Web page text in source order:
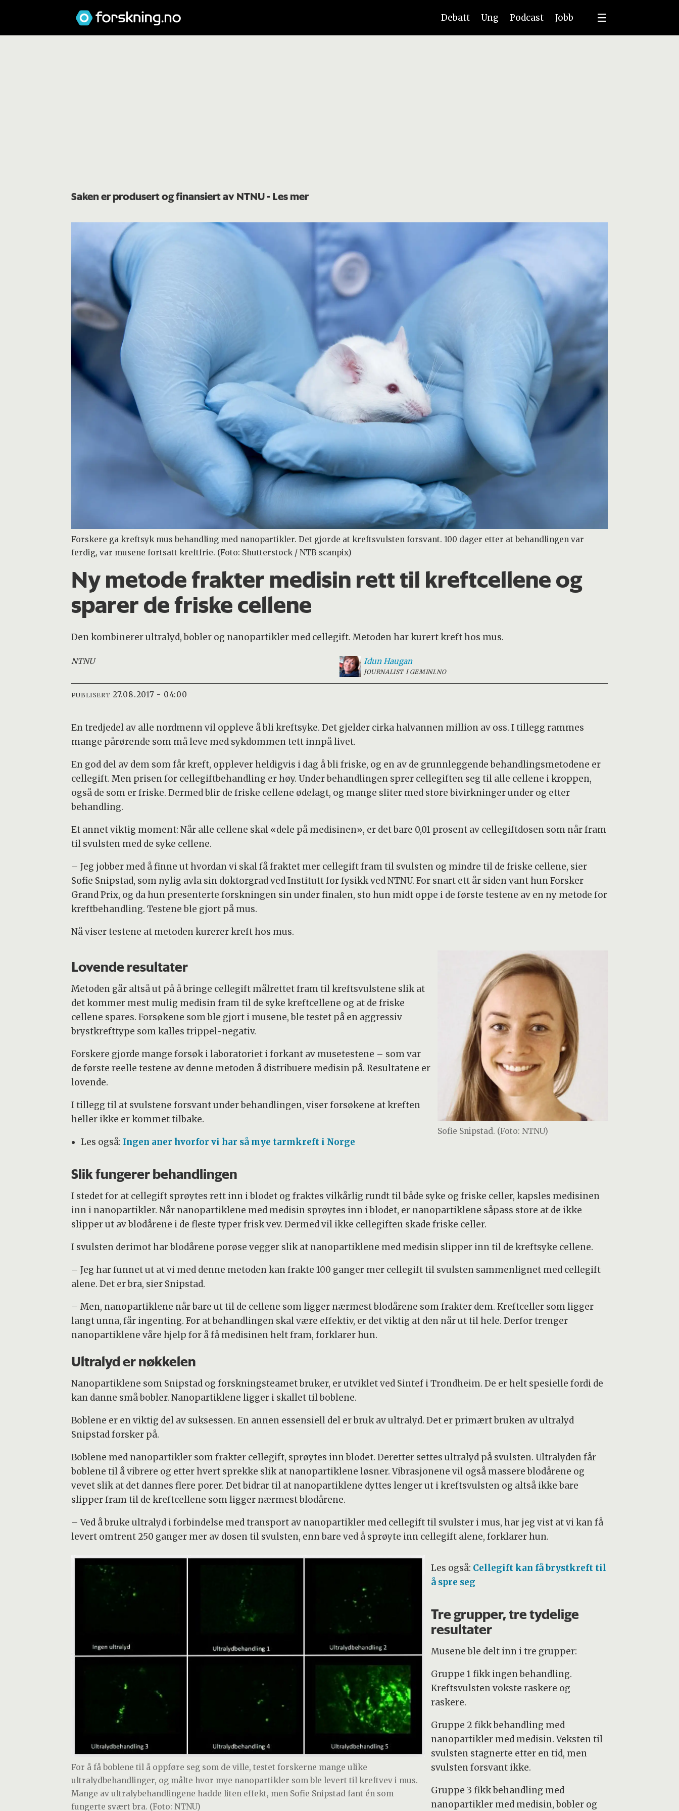
Debatt Ung Podcast Jobb
Saken er produsert og finansiert av NTNU- Les mer
Forskere ga kreftsyk mus behandling med nanopartikler. Det gjorde at kreftsvulsten forsvant. 100 dager etter at behandlingen var
ferdig, var musene fortsatt kreftfrie. (Foto: Shutterstock / NTB scanpix)
Ny metode frakter medisin rett til kreftcellene og
sparer de friske cellene
Den kombinerer ultralyd, bobler og nanopartikler med cellegift. Metoden har kurert kreft hos mus.
NTNU Idun Haugan
JOURNALIST I GEMINI.NO
PUBLISERT 27.08.2017 - 04:00
En tredjedel av alle nordmenn vil oppleve å bli kreftsyke. Det gjelder cirka halvannen million av oss. I tillegg rammes
mange pårørende som må leve med sykdommen tett innpå livet.
En god del av dem som får kreft, opplever heldigvis i dag å bli friske, og en av de grunnleggende behandlingsmetodene er
cellegift. Men prisen for cellegiftbehandling er høy. Under behandlingen sprer cellegiften seg til alle cellene i kroppen,
også de som er friske. Dermed blir de friske cellene ødelagt, og mange sliter med store bivirkninger under og etter
behandling.
Et annet viktig moment: Når alle cellene skal «dele på medisinen», er det bare 0,01 prosent av cellegiftdosen som når fram
til svulsten med de syke cellene.
– Jeg jobber med å finne ut hvordan vi skal få fraktet mer cellegift fram til svulsten og mindre til de friske cellene, sier
Sofie Snipstad, som nylig avla sin doktorgrad ved Institutt for fysikk ved NTNU. For snart ett år siden vant hun Forsker
Grand Prix, og da hun presenterte forskningen sin under finalen, sto hun midt oppe i de første testene av en ny metode for
kreftbehandling. Testene ble gjort på mus.
Nå viser testene at metoden kurerer kreft hos mus.
Sofie Snipstad. (Foto: NTNU)
Lovende resultater
Metoden går altså ut på å bringe cellegift målrettet fram til kreftsvulstene slik at
det kommer mest mulig medisin fram til de syke kreftcellene og at de friske
cellene spares. Forsøkene som ble gjort i musene, ble testet på en aggressiv
brystkrefttype som kalles trippel-negativ.
Forskere gjorde mange forsøk i laboratoriet i forkant av musetestene – som var
de første reelle testene av denne metoden å distribuere medisin på. Resultatene er
lovende.
I tillegg til at svulstene forsvant under behandlingen, viser forsøkene at kreften
heller ikke er kommet tilbake.
Les også: Ingen aner hvorfor vi har så mye tarmkreft i Norge
Slik fungerer behandlingen
I stedet for at cellegift sprøytes rett inn i blodet og fraktes vilkårlig rundt til både syke og friske celler, kapsles medisinen
inn i nanopartikler. Når nanopartiklene med medisin sprøytes inn i blodet, er nanopartiklene såpass store at de ikke
slipper ut av blodårene i de fleste typer frisk vev. Dermed vil ikke cellegiften skade friske celler.
I svulsten derimot har blodårene porøse vegger slik at nanopartiklene med medisin slipper inn til de kreftsyke cellene.
– Jeg har funnet ut at vi med denne metoden kan frakte 100 ganger mer cellegift til svulsten sammenlignet med cellegift
alene. Det er bra, sier Snipstad.
– Men, nanopartiklene når bare ut til de cellene som ligger nærmest blodårene som frakter dem. Kreftceller som ligger
langt unna, får ingenting. For at behandlingen skal være effektiv, er det viktig at den når ut til hele. Derfor trenger
nanopartiklene våre hjelp for å få medisinen helt fram, forklarer hun.
Ultralyd er nøkkelen
Nanopartiklene som Snipstad og forskningsteamet bruker, er utviklet ved Sintef i Trondheim. De er helt spesielle fordi de
kan danne små bobler. Nanopartiklene ligger i skallet til boblene.
Boblene er en viktig del av suksessen. En annen essensiell del er bruk av ultralyd. Det er primært bruken av ultralyd
Snipstad forsker på.
Boblene med nanopartikler som frakter cellegift, sprøytes inn blodet. Deretter settes ultralyd på svulsten. Ultralyden får
boblene til å vibrere og etter hvert sprekke slik at nanopartiklene løsner. Vibrasjonene vil også massere blodårene og
vevet slik at det dannes flere porer. Det bidrar til at nanopartiklene dyttes lenger ut i kreftsvulsten og altså ikke bare
slipper fram til de kreftcellene som ligger nærmest blodårene.
– Ved å bruke ultralyd i forbindelse med transport av nanopartikler med cellegift til svulster i mus, har jeg vist at vi kan få
levert omtrent 250 ganger mer av dosen til svulsten, enn bare ved å sprøyte inn cellegift alene, forklarer hun.
For å få boblene til å oppføre seg som de ville, testet forskerne mange ulike
ultralydbehandlinger, og målte hvor mye nanopartikler som ble levert til kreftvev i mus.
Mange av ultralybehandlingene hadde liten effekt, men Sofie Snipstad fant én som
fungerte svært bra. (Foto: NTNU)
Les også: Cellegift kan få brystkreft til
å spre seg
Tre grupper, tre tydelige
resultater
Musene ble delt inn i tre grupper:
Gruppe 1 fikk ingen behandling.
Kreftsvulsten vokste raskere og
raskere.
Gruppe 2 fikk behandling med
nanopartikler med medisin. Veksten til
svulsten stagnerte etter en tid, men
svulsten forsvant ikke.
Gruppe 3 fikk behandling med
nanopartikler med medisin, bobler og